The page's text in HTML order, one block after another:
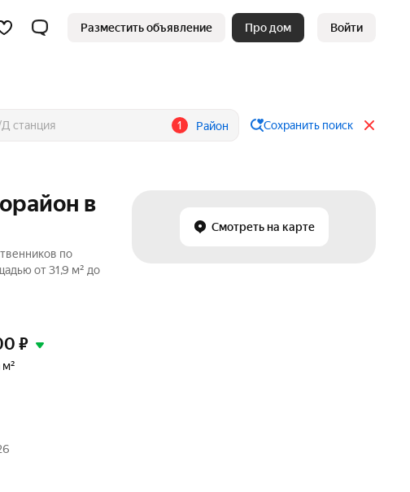
Разместить объявление Про дом Войти
1 Район Сохранить поиск
Смотреть на карте
в
по
от 31,9 м² до
₽
м²